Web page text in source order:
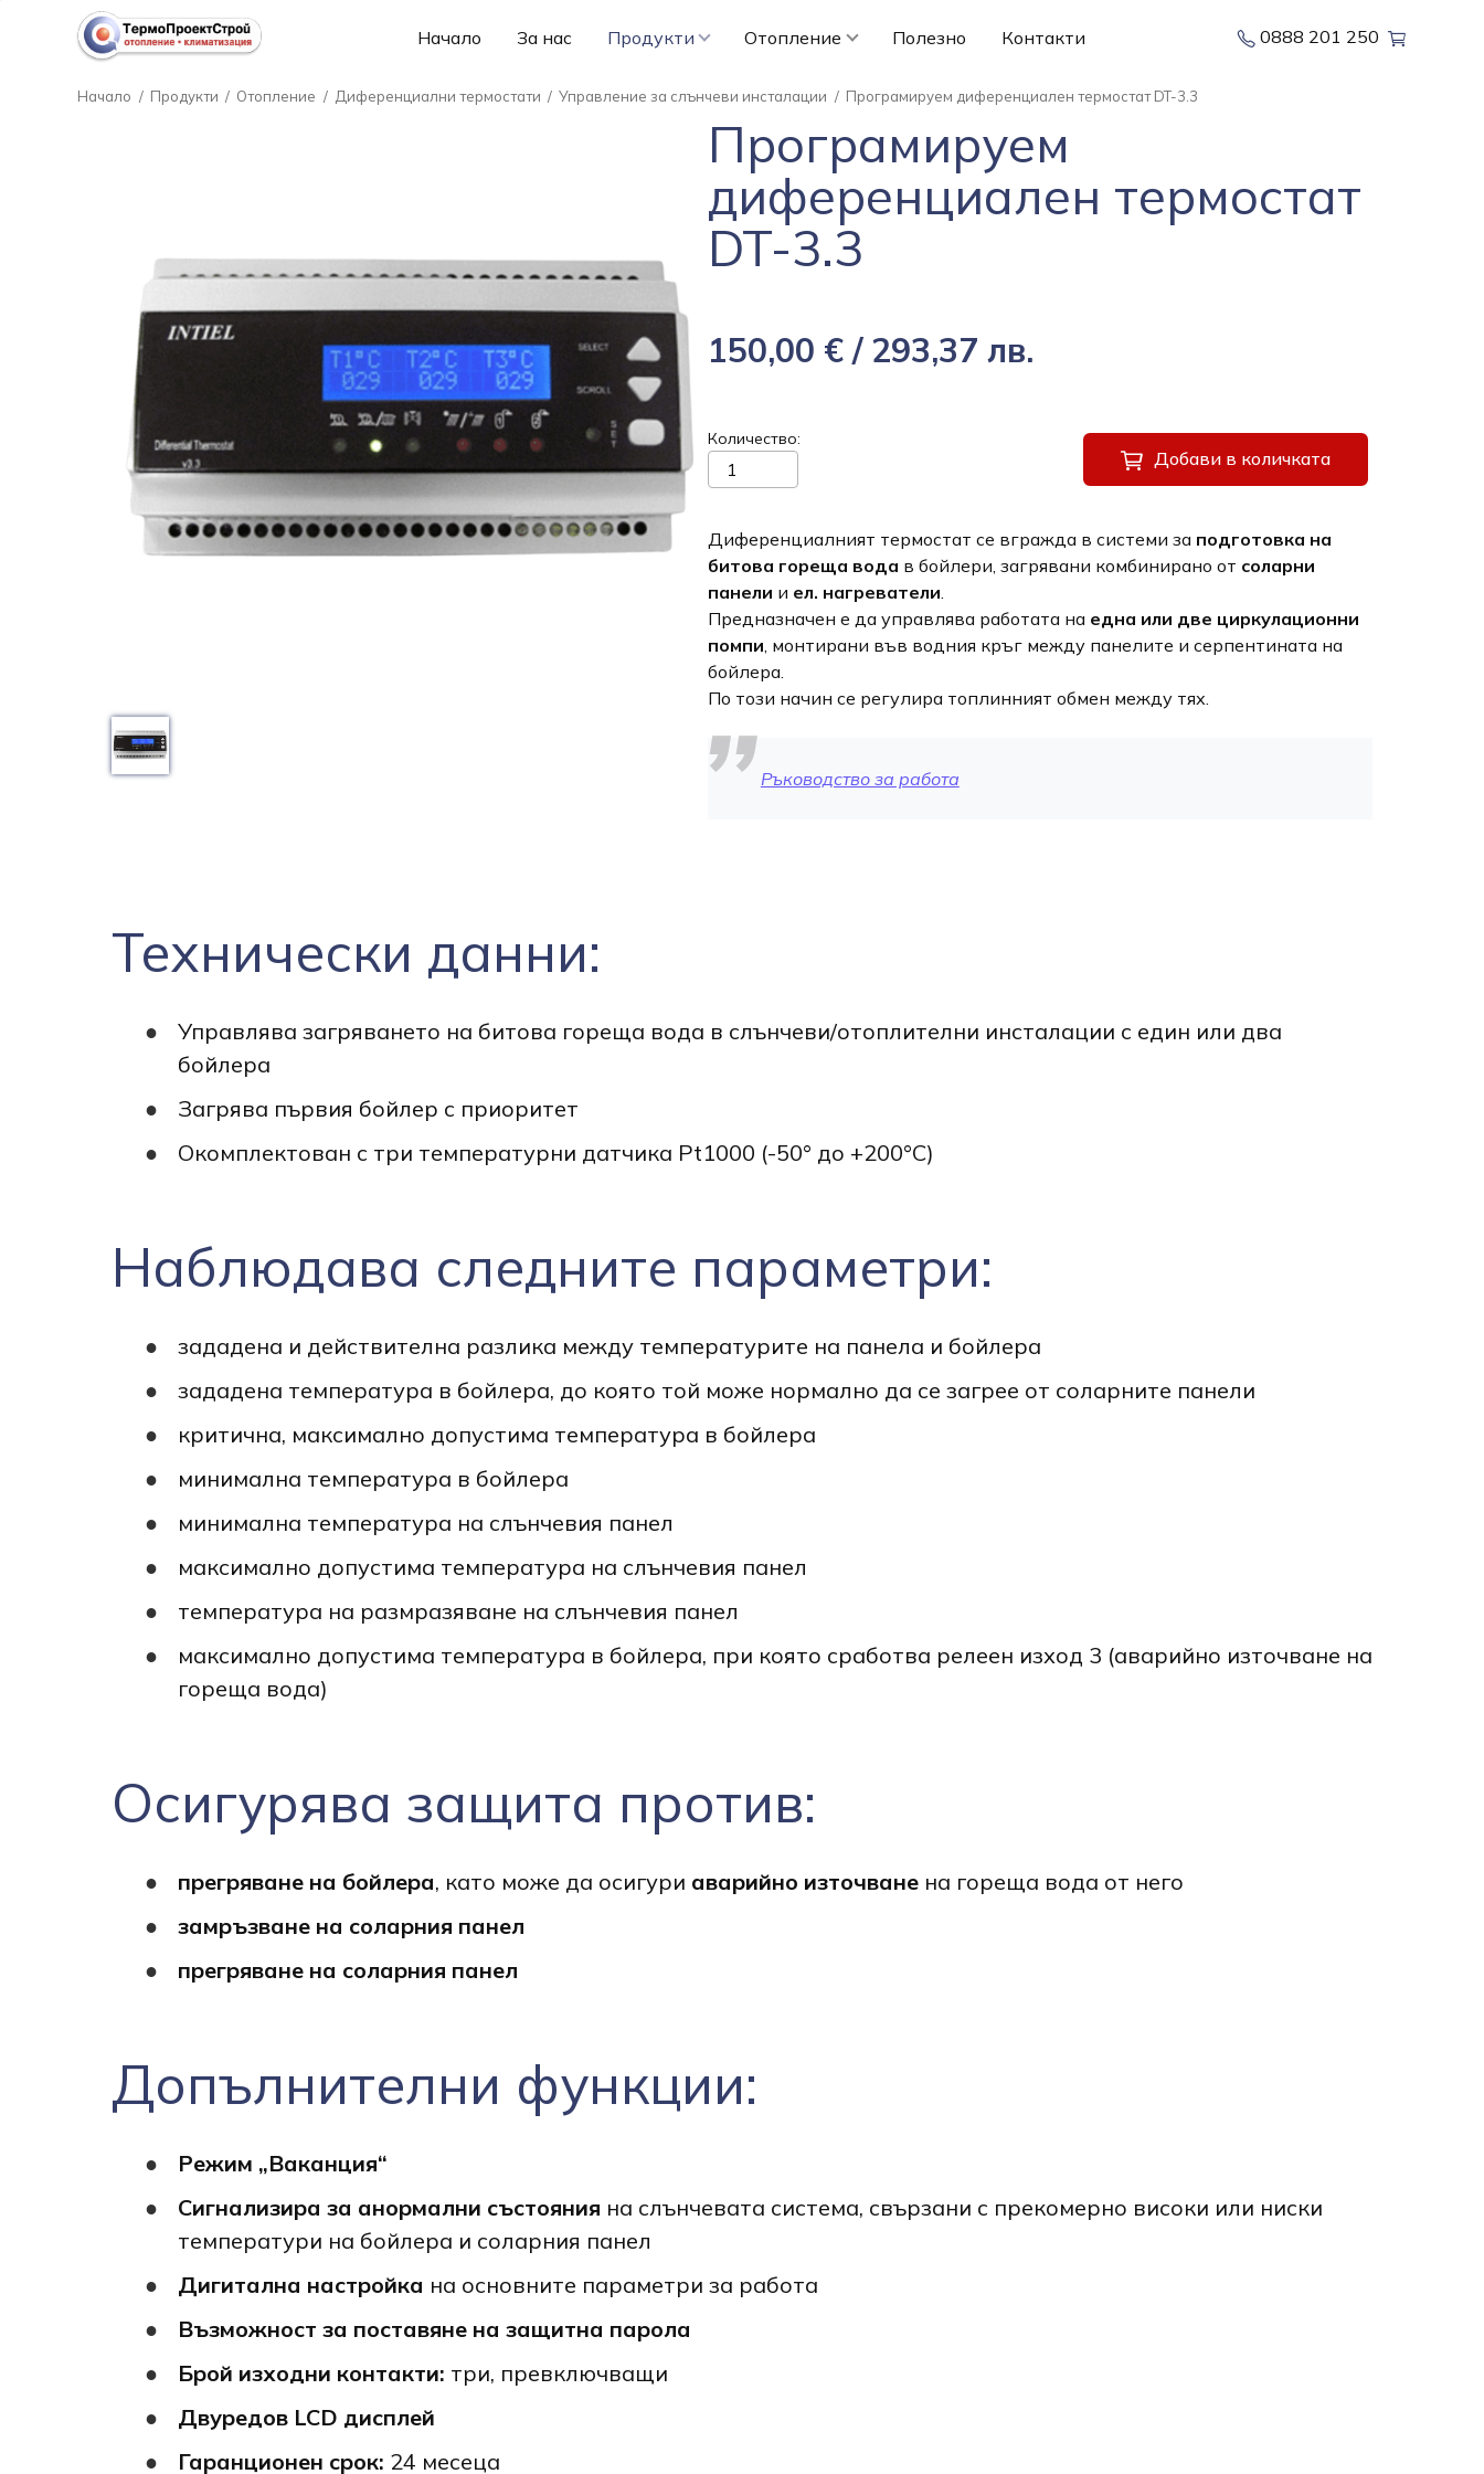
Начало За нас Продукти Отопление Полезно Контакти 0888 201 250
Начало / Продукти / Отопление / Диференциални термостати / Управление за слънчеви инсталации / Програмируем диференциален термостат DT-3.3
Програмируем
диференциален термостат
DT-3.3
150,00 € / 293,37 лв.
Количество
Добави в количката
Диференциалният термостат се вгражда в системи за подготовка на
битова гореща водав бойлери, загрявани комбинирано от соларни
панели и ел. нагреватели.
Предназначен е да управлява работата на една или две циркулационни
помпи, монтирани във водния кръг между панелите и серпентината на
бойлера.
По този начин се регулира топлинният обмен между тях.
Ръководство за работа
Технически данни:
Управлява загряването на битова гореща вода в слънчеви/отоплителни инсталации с един или два
бойлера
Загрява първия бойлер с приоритет
Окомплектован с три температурни датчика Pt1000 (-50° до +200°C)
Наблюдава следните параметри:
зададена и действителна разлика между температурите на панела и бойлера
зададена температура в бойлера, до която той може нормално да се загрее от соларните панели
критична, максимално допустима температура в бойлера
минимална температура в бойлера
минимална температура на слънчевия панел
максимално допустима температура на слънчевия панел
температура на размразяване на слънчевия панел
максимално допустима температура в бойлера, при която сработва релеен изход 3 (аварийно източване на
гореща вода)
Осигурява защита против:
прегряване на бойлера, като може да осигури аварийно източванена гореща вода от него
замръзване на соларния панел
прегряване на соларния панел
Допълнителни функции:
Режим „Ваканция“
Сигнализира за анормални състояния на слънчевата система, свързани с прекомерно високи или ниски
температури на бойлера и соларния панел
Дигитална настройка на основните параметри за работа
Възможност за поставяне на защитна парола
Брой изходни контакти: три, превключващи
Двуредов LCD дисплей
Гаранционен срок: 24 месеца